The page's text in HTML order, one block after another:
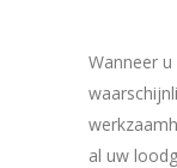
Wanneer
al uw